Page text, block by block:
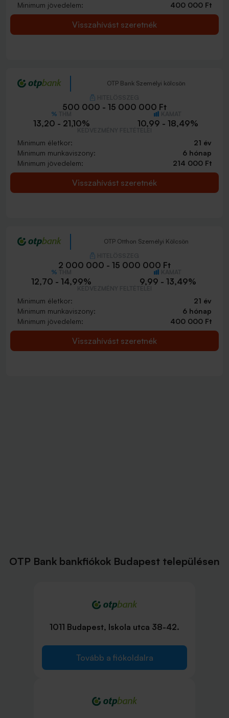
Minimum jövedelem:
400 000 Ft
Visszahívást szeretnék
OTP Bank Személyi kölcsön
500 000 - 15 000 000 Ft
13,20 - 21,10% 10,99 - 18,49%
Minimum életkor:
21 év
Minimum munkaviszony:
6 hónap
Minimum jövedelem:
214 000 Ft
Visszahívást szeretnék
OTP Otthon Személyi Kölcsön
2 000 000 - 15 000 000 Ft
12,70 - 14,99% 9,99 - 13,49%
Minimum életkor:
21 év
Minimum munkaviszony:
6 hónap
Minimum jövedelem:
400 000 Ft
Visszahívást szeretnék
OTP Bank bankfiókok Budapest településen
1011 Budapest, Iskola utca 38-42.
Tovább a fiókoldalra